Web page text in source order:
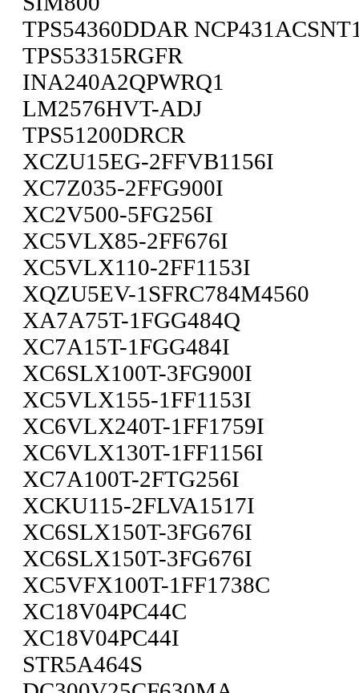
TPS54360DDAR
TPS53315RGFR
INA240A2QPWRQ1
LM2576HVT-ADJ
TPS51200DRCR
XCZU15EG-2FFVB1156I
XC7Z035-2FFG900I
XC2V500-5FG256I
XC5VLX85-2FF676I
XC5VLX110-2FF1153I
XQZU5EV-1SFRC784M4560
XA7A75T-1FGG484Q
XC7A15T-1FGG484I
XC6SLX100T-3FG900I
XC5VLX155-1FF1153I
XC6VLX240T-1FF1759I
XC6VLX130T-1FF1156I
XC7A100T-2FTG256I
XCKU115-2FLVA1517I
XC6SLX150T-3FG676I
XC6SLX150T-3FG676I
XC5VFX100T-1FF1738C
XC18V04PC44C
XC18V04PC44I
STR5A464S